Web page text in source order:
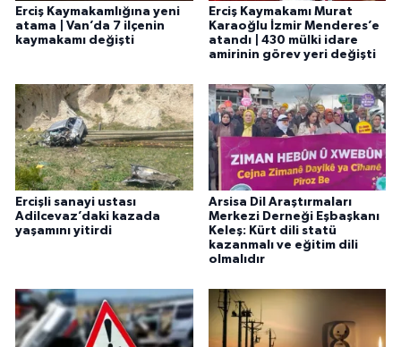
Erciş Kaymakamlığına yeni
atama | Van’da 7 ilçenin
kaymakamı değişti
Erciş Kaymakamı Murat
Karaoğlu İzmir Menderes’e
atandı | 430 mülki idare
amirinin görev yeri değişti
Ercişli sanayi ustası
Adilcevaz’daki kazada
yaşamını yitirdi
Arsisa Dil Araştırmaları
Merkezi Derneği Eşbaşkanı
Keleş: Kürt dili statü
kazanmalı ve eğitim dili
olmalıdır